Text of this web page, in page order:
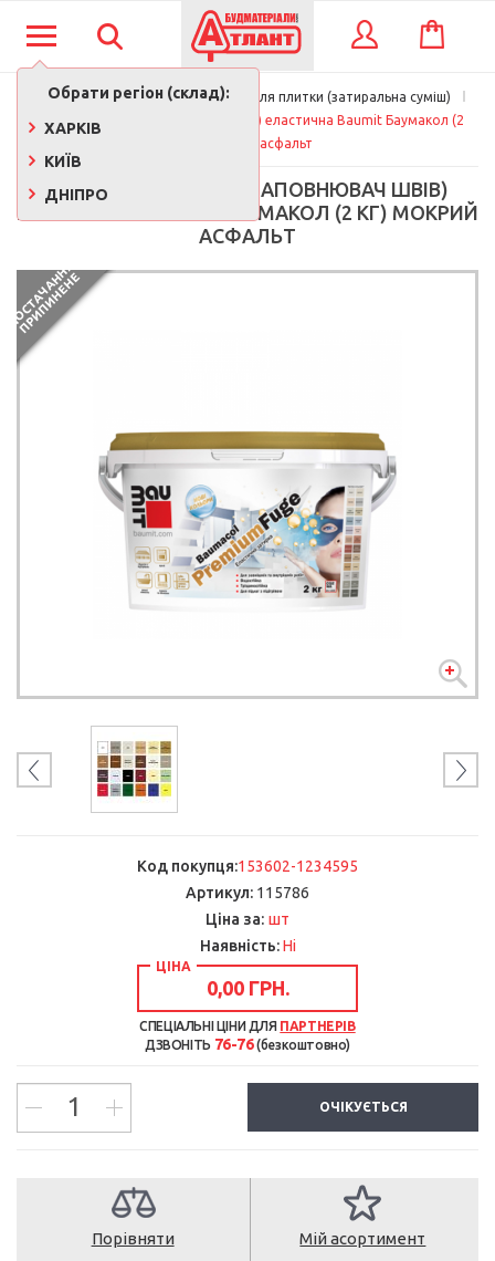
Обрати регіон (склад):
ХАРКІВ
КИЇВ
ДНІПРО
КОШИК
Кахель та плитка
Фуга для плитки (затиральна суміш)
Фуга для плитки (заповнювач швів) еластична Baumit Баумакол (2
кг) мокрий асфальт
ФУГА ДЛЯ ПЛИТКИ (ЗАПОВНЮВАЧ ШВІВ)
ЕЛАСТИЧНА BAUMIT БАУМАКОЛ (2 КГ) МОКРИЙ
АСФАЛЬТ
П
О
С
Т
А
Ч
А
Н
Н
Я
П
Р
И
П
И
Н
Е
Н
Е
Код покупця:153602-1234595
Артикул: 115786
Ціна за: шт
Наявність: Ні
ЦІНА
0,00 ГРН.
СПЕЦІАЛЬНІ ЦІНИ ДЛЯ ПАРТНЕРІВ
ДЗВОНІТЬ 76-76(безкоштовно)
ОЧІКУЄТЬСЯ
Порівняти Мій асортимент